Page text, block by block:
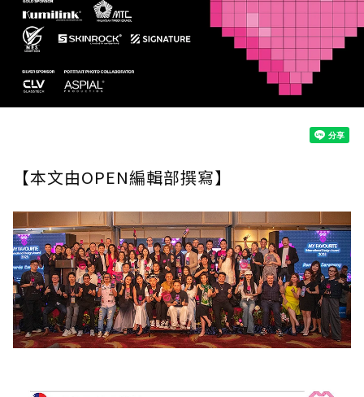
【本文由OPEN編輯部撰寫】